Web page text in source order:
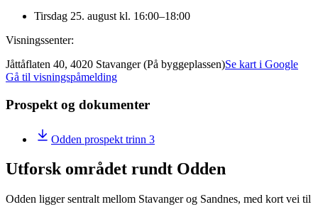
Tirsdag 25. august kl. 16:00–18:00
Visningssenter:
Jåttåflaten 40, 4020 Stavanger (På byggeplassen)Se kart i Google
Gå til visningspåmelding
Prospekt og dokumenter
Odden prospekt trinn 3
Utforsk området rundt Odden
Odden ligger sentralt mellom Stavanger og Sandnes, med kort vei til